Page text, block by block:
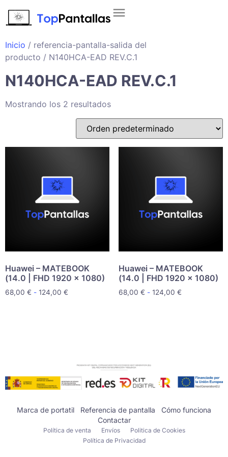
Inicio / referencia-pantalla-salida del
producto / N140HCA-EAD REV.C.1
N140HCA-EAD REV.C.1
Mostrando los 2 resultados
Huawei – MATEBOOK
(14.0 | FHD 1920 x 1080)
68,00 € - 124,00 €
Huawei – MATEBOOK
(14.0 | FHD 1920 x 1080)
68,00 € - 124,00 €
Marca de portatil Referencia de pantalla
Cómo funciona
Contactar
Política de venta Envíos
Politica de Cookies
Política de Privacidad